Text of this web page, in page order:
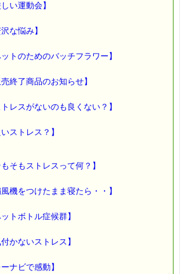
外です。
（1月1日発行：VOL.385号）読者の方に
ン券プレゼント
ィ・レスキュークリーム１本当毎に
（3等）の範囲内で割引きになります。
通りです。
20%
30%
が当たります！！
お持ちの方のみとさせて頂きます。
10%
い運動会】
な悩み】
トのためのバッチフラワー】
終了商品のお知らせ】
レスがないのも良くない？】
ストレス？】
そもストレスって何？】
機をつけたまま寝たら・・】
トボトル症候群】
かないストレス】
ナビで感動】